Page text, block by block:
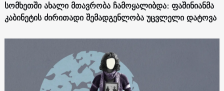
სომხეთში ახალი მთავრობა ჩამოყალიბდა: ფაშინიანმა
კაბინეტის ძირითადი შემადგენლობა უცვლელი დატოვა